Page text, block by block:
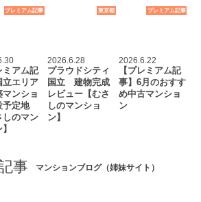
プレミアム記事
ミアム記
立エリア
マンショ
予定地
しのマン
東京都
2026.6.28
プラウドシティ
国立 建物完成
レビュー【むさ
しのマンショ
ン】
プレミアム記事
2026.6.22
【プレミアム記
事】6月のおすす
め中古マンショ
ン
事 マンションブログ（姉妹サイト）